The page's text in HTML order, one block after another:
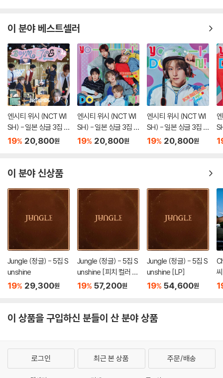
이 분야 베스트셀러
엔시티 위시 (NCT WI
SH) - 일본 싱글 3집 Y
O-I-DON! / BOY ME
19% 20,800원
엔시티 위시 (NCT WI
SH) - 일본 싱글 3집 Y
O-I-DON! / BOY ME
19% 20,800원
엔시티 위시 (NCT WI
SH) - 일본 싱글 3집 Y
O-I-DON! / BOY ME
19% 20,800원
이 분야 신상품
Jungle (정글) - 5집 S
unshine
19% 29,300원
Jungle (정글) - 5집 S
unshine [피치 컬러 L
P]
19% 57,200원
Jungle (정글) - 5집 S
unshine [LP]
19% 54,600원
이 상품을 구입하신 분들이 산 분야 상품
로그인 최근 본 상품 주문/배송